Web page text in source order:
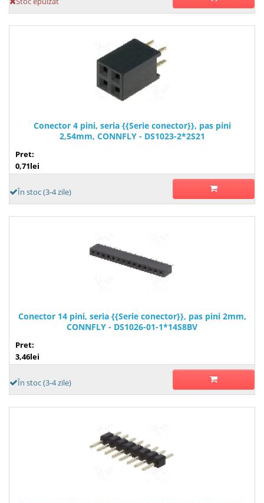
Conector 4 pini, seria {{Serie conector}}, pas pini
2,54mm, CONNFLY - DS1023-2*2S21
Pret:
0,71lei
În stoc (3-4 zile)
Conector 14 pini, seria {{Serie conector}}, pas pini 2mm,
CONNFLY - DS1026-01-1*14S8BV
Pret:
3,46lei
În stoc (3-4 zile)